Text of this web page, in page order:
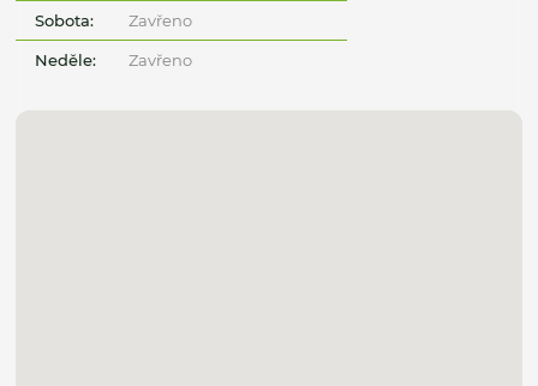
Sobota: Zavřeno
Neděle: Zavřeno